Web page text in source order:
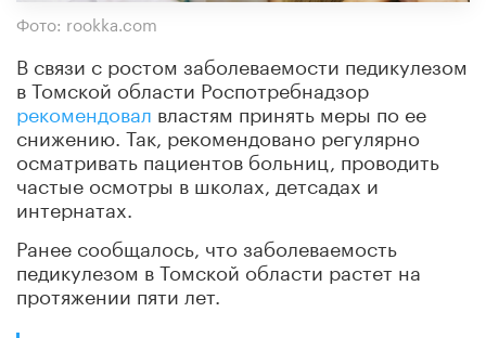
Фото: rookka.com
В связи с ростом заболеваемости педикулезом
в Томской области Роспотребнадзор
рекомендовал властям принять меры по ее
снижению. Так, рекомендовано регулярно
осматривать пациентов больниц, проводить
частые осмотры в школах, детсадах и
интернатах.
Ранее сообщалось, что заболеваемость
педикулезом в Томской области растет на
протяжении пяти лет.